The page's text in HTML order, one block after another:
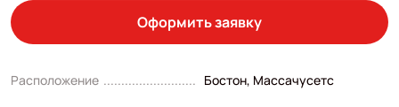
Оформить заявку
Расположение
Бостон, Массачусетс